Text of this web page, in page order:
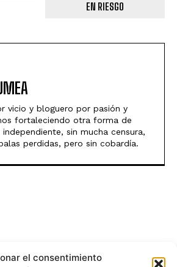
el consentimiento
EN RIESGO
vicio y bloguero por pasión y
fortaleciendo otra forma de
sin mucha censura,
perdidas, pero sin cobardía.